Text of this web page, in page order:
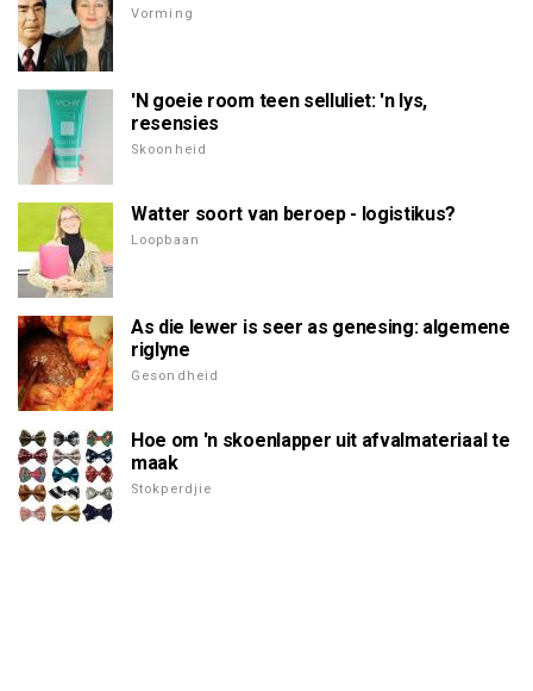
Vorming
'N goeie room teen selluliet: 'n lys,
resensies
Skoonheid
Watter soort van beroep - logistikus?
Loopbaan
As die lewer is seer as genesing: algemene
riglyne
Gesondheid
Hoe om 'n skoenlapper uit afvalmateriaal te
maak
Stokperdjie